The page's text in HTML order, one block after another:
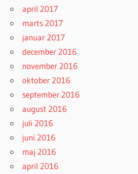
april 2017
marts 2017
januar 2017
december 2016
november 2016
oktober 2016
september 2016
august 2016
juli 2016
juni 2016
maj 2016
april 2016